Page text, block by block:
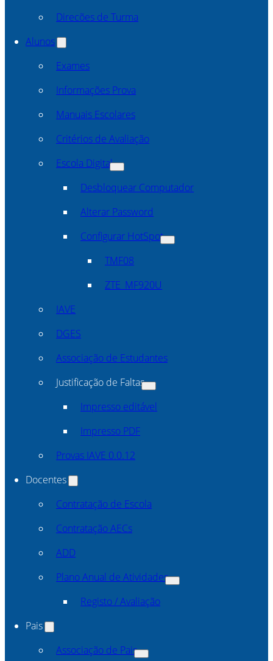
Direcões de Turma
Alunos
Exames
Informações Prova
Manuais Escolares
Critérios de Avaliação
Escola Digital
Desbloquear Computador
Alterar Password
Configurar HotSpot
TMF08
ZTE_MF920U
IAVE
DGES
Associação de Estudantes
Justificação de Faltas
Impresso editável
Impresso PDF
Provas IAVE 0.0.12
Docentes
Contratação de Escola
Contratação AECs
ADD
Plano Anual de Atividades
Registo / Avaliação
Pais
Associação de Pais